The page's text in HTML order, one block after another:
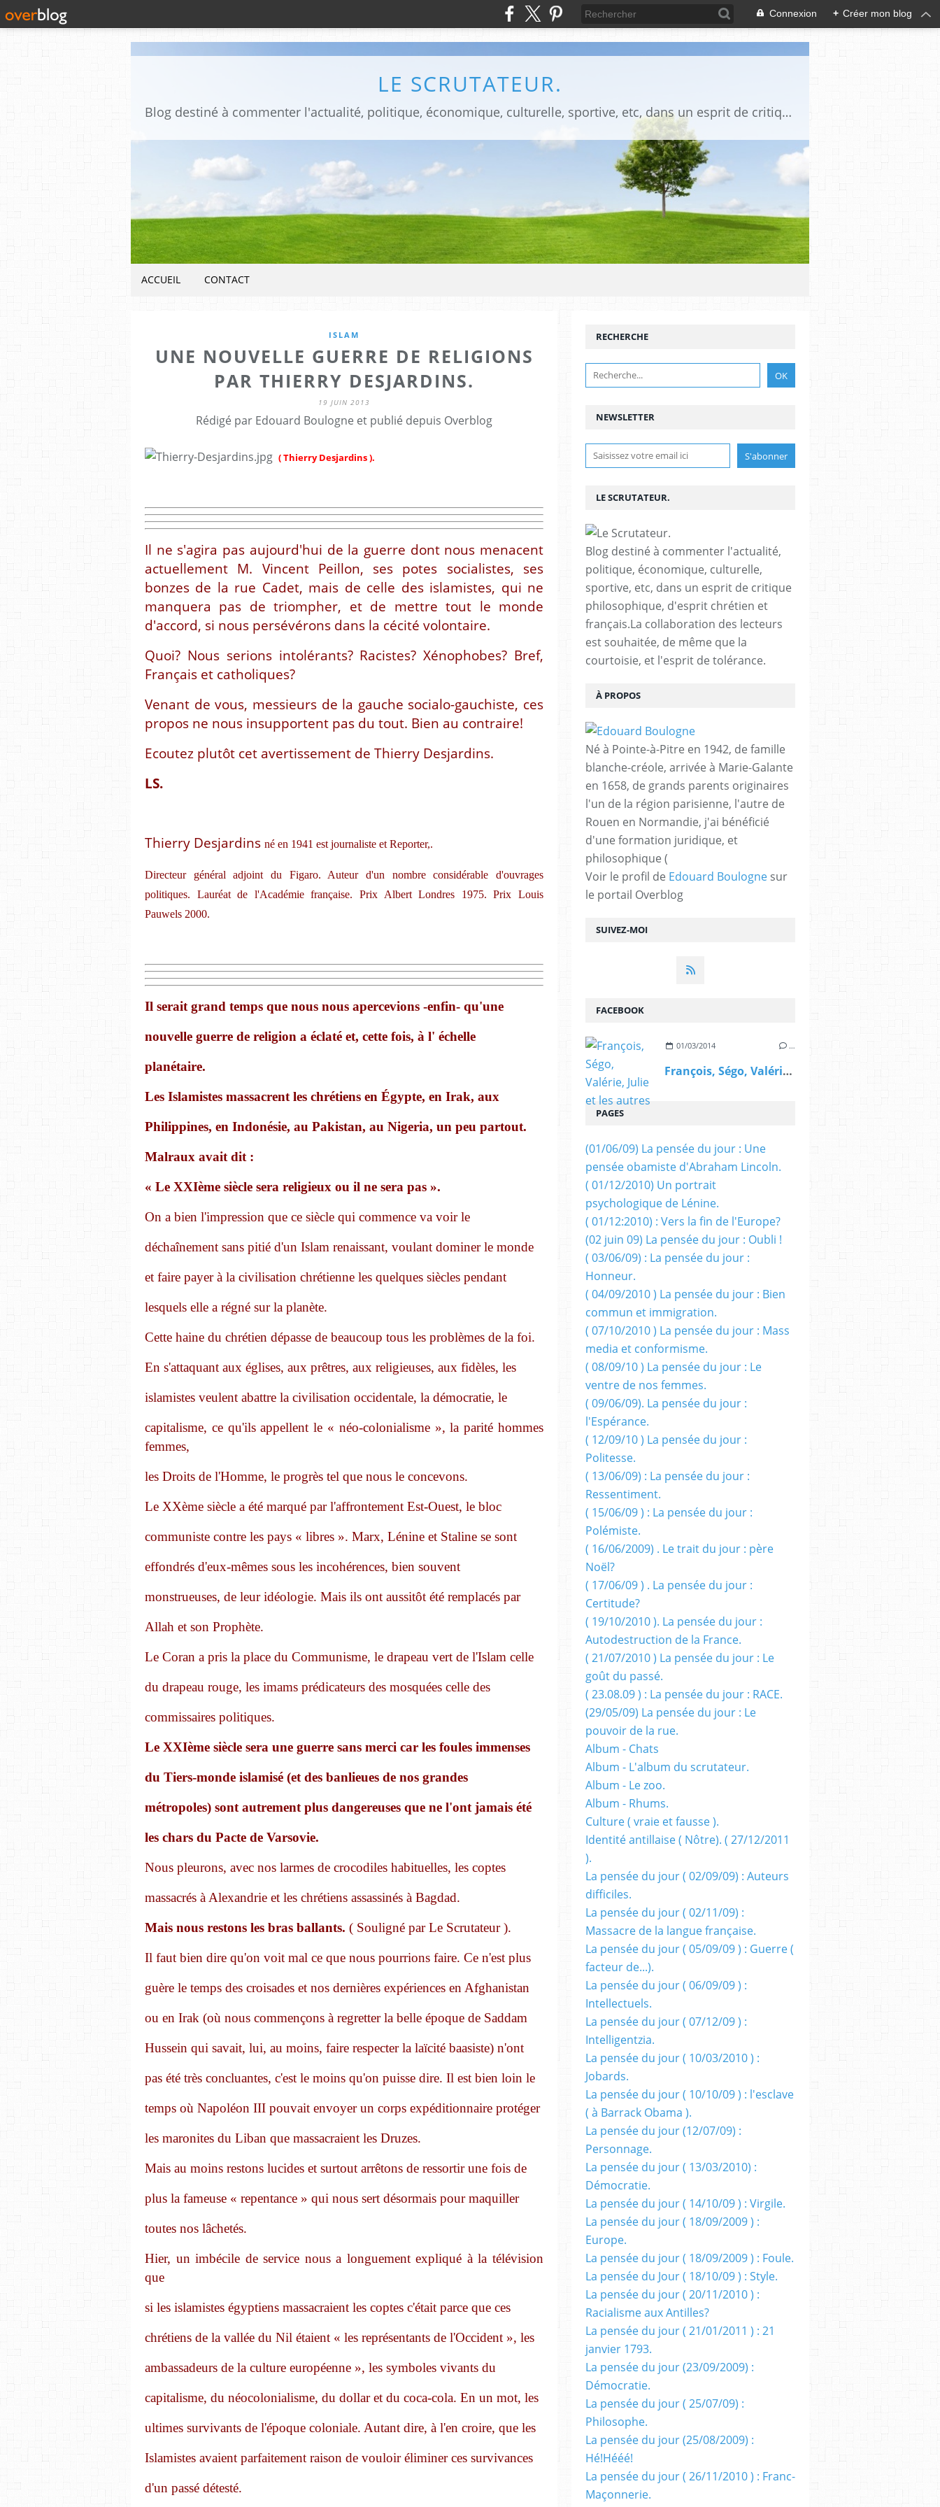
Connexion + Créer mon blog
LE SCRUTATEUR.
Blog destiné à commenter l'actualité, politique, économique, culturelle, sportive, etc, dans un esprit de critique philosophique, d'esprit chrétien et français.La collaboration des lecteurs est souhaitée, de même que la courtoisie, et l'esprit de tolérance.
ACCUEIL CONTACT
ISLAM
UNE NOUVELLE GUERRE DE RELIGIONS
PAR THIERRY DESJARDINS.
19 JUIN 2013
Rédigé par Edouard Boulogne et publié depuis Overblog
( Thierry Desjardins ).
Il ne s'agira pas aujourd'hui de la guerre dont nous menacent
actuellement M. Vincent Peillon, ses potes socialistes, ses
bonzes de la rue Cadet, mais de celle des islamistes, qui ne
manquera pas de triompher, et de mettre tout le monde
d'accord, si nous persévérons dans la cécité volontaire.
Quoi? Nous serions intolérants? Racistes? Xénophobes? Bref,
Français et catholiques?
Venant de vous, messieurs de la gauche socialo-gauchiste, ces
propos ne nous insupportent pas du tout. Bien au contraire!
Ecoutez plutôt cet avertissement de Thierry Desjardins.
LS.
Thierry Desjardins né en 1941 est journaliste et Reporter,.
Directeur général adjoint du Figaro. Auteur d'un nombre considérable d'ouvrages
politiques. Lauréat de l'Académie française. Prix Albert Londres 1975. Prix Louis
Pauwels 2000.
Il serait grand temps que nous nous apercevions -enfin- qu'une
nouvelle guerre de religion a éclaté et, cette fois, à l' échelle
planétaire.
Les Islamistes massacrent les chrétiens en Égypte, en Irak, aux
Philippines, en Indonésie, au Pakistan, au Nigeria, un peu partout.
Malraux avait dit :
« Le XXIème siècle sera religieux ou il ne sera pas ».
On a bien l'impression que ce siècle qui commence va voir le
déchaînement sans pitié d'un Islam renaissant, voulant dominer le monde
et faire payer à la civilisation chrétienne les quelques siècles pendant
lesquels elle a régné sur la planète.
Cette haine du chrétien dépasse de beaucoup tous les problèmes de la foi.
En s'attaquant aux églises, aux prêtres, aux religieuses, aux fidèles, les
islamistes veulent abattre la civilisation occidentale, la démocratie, le
capitalisme, ce qu'ils appellent le « néo-colonialisme », la parité hommes
femmes,
les Droits de l'Homme, le progrès tel que nous le concevons.
Le XXème siècle a été marqué par l'affrontement Est-Ouest, le bloc
communiste contre les pays « libres ». Marx, Lénine et Staline se sont
effondrés d'eux-mêmes sous les incohérences, bien souvent
monstrueuses, de leur idéologie. Mais ils ont aussitôt été remplacés par
Allah et son Prophète.
Le Coran a pris la place du Communisme, le drapeau vert de l'Islam celle
du drapeau rouge, les imams prédicateurs des mosquées celle des
commissaires politiques.
Le XXIème siècle sera une guerre sans merci car les foules immenses
du Tiers-monde islamisé (et des banlieues de nos grandes
métropoles) sont autrement plus dangereuses que ne l'ont jamais été
les chars du Pacte de Varsovie.
Nous pleurons, avec nos larmes de crocodiles habituelles, les coptes
massacrés à Alexandrie et les chrétiens assassinés à Bagdad.
Mais nous restons les bras ballants. ( Souligné par Le Scrutateur ).
Il faut bien dire qu'on voit mal ce que nous pourrions faire. Ce n'est plus
guère le temps des croisades et nos dernières expériences en Afghanistan
ou en Irak (où nous commençons à regretter la belle époque de Saddam
Hussein qui savait, lui, au moins, faire respecter la laïcité baasiste) n'ont
pas été très concluantes, c'est le moins qu'on puisse dire. Il est bien loin le
temps où Napoléon III pouvait envoyer un corps expéditionnaire protéger
les maronites du Liban que massacraient les Druzes.
Mais au moins restons lucides et surtout arrêtons de ressortir une fois de
plus la fameuse « repentance » qui nous sert désormais pour maquiller
toutes nos lâchetés.
Hier, un imbécile de service nous a longuement expliqué à la télévision
que
si les islamistes égyptiens massacraient les coptes c'était parce que ces
chrétiens de la vallée du Nil étaient « les représentants de l'Occident », les
ambassadeurs de la culture européenne », les symboles vivants du
capitalisme, du néocolonialisme, du dollar et du coca-cola. En un mot, les
ultimes survivants de l'époque coloniale. Autant dire, à l'en croire, que les
Islamistes avaient parfaitement raison de vouloir éliminer ces survivances
d'un passé détesté.
NEWSLETTER
SUIVEZ-MOI
RECHERCHE
LE SCRUTATEUR.
Blog destiné à commenter l'actualité,
politique, économique, culturelle,
sportive, etc, dans un esprit de critique
philosophique, d'esprit chrétien et
français.La collaboration des lecteurs
est souhaitée, de même que la
courtoisie, et l'esprit de tolérance.
À PROPOS
Né à Pointe-à-Pitre en 1942, de famille
blanche-créole, arrivée à Marie-Galante
en 1658, de grands parents originaires
l'un de la région parisienne, l'autre de
Rouen en Normandie, j'ai bénéficié
d'une formation juridique, et
philosophique (
Voir le profil de Edouard Boulogne sur
le portail Overblog
FACEBOOK
01/03/2014 …
François, Ségo, Valérie, Julie et les autres
PAGES
(01/06/09) La pensée du jour : Une
pensée obamiste d'Abraham Lincoln.
( 01/12/2010) Un portrait
psychologique de Lénine.
( 01/12:2010) : Vers la fin de l'Europe?
(02 juin 09) La pensée du jour : Oubli !
( 03/06/09) : La pensée du jour :
Honneur.
( 04/09/2010 ) La pensée du jour : Bien
commun et immigration.
( 07/10/2010 ) La pensée du jour : Mass
media et conformisme.
( 08/09/10 ) La pensée du jour : Le
ventre de nos femmes.
( 09/06/09). La pensée du jour :
l'Espérance.
( 12/09/10 ) La pensée du jour :
Politesse.
( 13/06/09) : La pensée du jour :
Ressentiment.
( 15/06/09 ) : La pensée du jour :
Polémiste.
( 16/06/2009) . Le trait du jour : père
Noël?
( 17/06/09 ) . La pensée du jour :
Certitude?
( 19/10/2010 ). La pensée du jour :
Autodestruction de la France.
( 21/07/2010 ) La pensée du jour : Le
goût du passé.
( 23.08.09 ) : La pensée du jour : RACE.
(29/05/09) La pensée du jour : Le
pouvoir de la rue.
Album - Chats
Album - L'album du scrutateur.
Album - Le zoo.
Album - Rhums.
Culture ( vraie et fausse ).
Identité antillaise ( Nôtre). ( 27/12/2011
).
La pensée du jour ( 02/09/09) : Auteurs
difficiles.
La pensée du jour ( 02/11/09) :
Massacre de la langue française.
La pensée du jour ( 05/09/09 ) : Guerre (
facteur de...).
La pensée du jour ( 06/09/09 ) :
Intellectuels.
La pensée du jour ( 07/12/09 ) :
Intelligentzia.
La pensée du jour ( 10/03/2010 ) :
Jobards.
La pensée du jour ( 10/10/09 ) : l'esclave
( à Barrack Obama ).
La pensée du jour (12/07/09) :
Personnage.
La pensée du jour ( 13/03/2010) :
Démocratie.
La pensée du jour ( 14/10/09 ) : Virgile.
La pensée du jour ( 18/09/2009 ) :
Europe.
La pensée du jour ( 18/09/2009 ) : Foule.
La pensée du Jour ( 18/10/09 ) : Style.
La pensée du jour ( 20/11/2010 ) :
Racialisme aux Antilles?
La pensée du jour ( 21/01/2011 ) : 21
janvier 1793.
La pensée du jour (23/09/2009) :
Démocratie.
La pensée du jour ( 25/07/09) :
Philosophe.
La pensée du jour (25/08/2009) :
Hé!Hééé!
La pensée du jour ( 26/11/2010 ) : Franc-
Maçonnerie.